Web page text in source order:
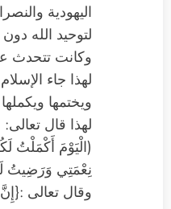
اليهودية
لتوحيد الله
وكانت تتحدث
لهذا جاء
ويختمها
لهذا قال تعالى:
(الْيَوْمَ أَكْمَلْتُ
نِعْمَتِي وَرَضِيتُ
وقال تعالى :{إِنَّ